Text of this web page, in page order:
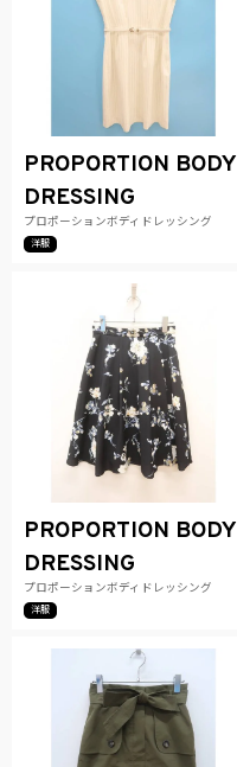
PROPORTION BODY
DRESSING
プロポーションボディドレッシング
洋服
PROPORTION BODY
DRESSING
プロポーションボディドレッシング
洋服